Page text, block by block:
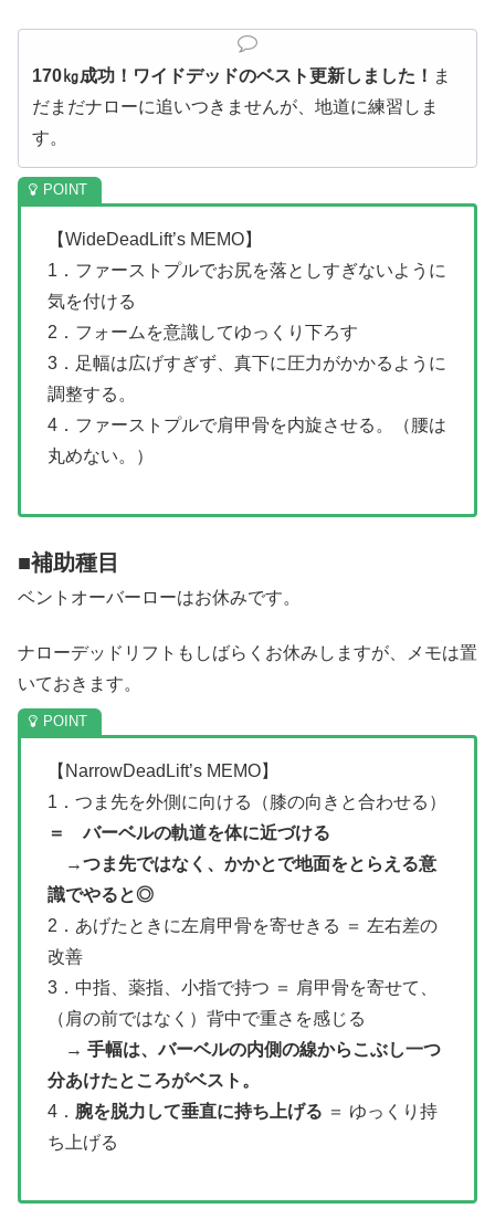
170㎏成功！ワイドデッドのベスト更新しました！ ま
だまだナローに追いつきませんが、地道に練習しま
す。
【WideDeadLift’s MEMO】
1．ファーストプルでお尻を落としすぎないように
気を付ける
2．フォームを意識してゆっくり下ろす
3．足幅は広げすぎず、真下に圧力がかかるように
調整する。
4．ファーストプルで肩甲骨を内旋させる。（腰は
丸めない。）
■補助種目
ベントオーバーローはお休みです。
ナローデッドリフトもしばらくお休みしますが、メモは置
いておきます。
【NarrowDeadLift’s MEMO】
1．つま先を外側に向ける（膝の向きと合わせる）
＝ バーベルの軌道を体に近づける
→つま先ではなく、かかとで地面をとらえる意
識でやると◎
2．あげたときに左肩甲骨を寄せきる ＝ 左右差の
改善
3．中指、薬指、小指で持つ ＝ 肩甲骨を寄せて、
（肩の前ではなく）背中で重さを感じる
→ 手幅は、バーベルの内側の線からこぶし一つ
分あけたところがベスト。
4． 腕を脱力して垂直に持ち上げる ＝ ゆっくり持
ち上げる